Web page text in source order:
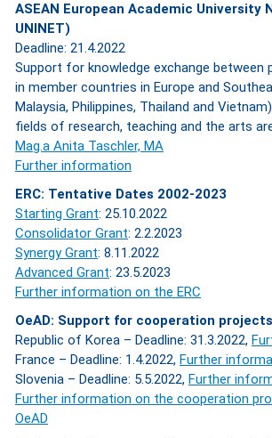
ASEAN European Academic University
UNINET)
Deadline: 21.4.2022
Support for knowledge exchange between
in member countries in Europe and
Malaysia, Philippines, Thailand and
fields of research, teaching and the arts
Mag.a Anita Taschler, MA
Further information
ERC: Tentative Dates 2002-2023
Starting Grant: 25.10.2022
Consolidator Grant: 2.2.2023
Synergy Grant: 8.11.2022
Advanced Grant: 23.5.2023
Further information on the ERC
OeAD: Support for cooperation projects
Republic of Korea – Deadline: 31.3.2022,
France – Deadline: 1.4.2022, Further
Slovenia – Deadline: 5.5.2022, Further
Further information on the cooperation
OeAD